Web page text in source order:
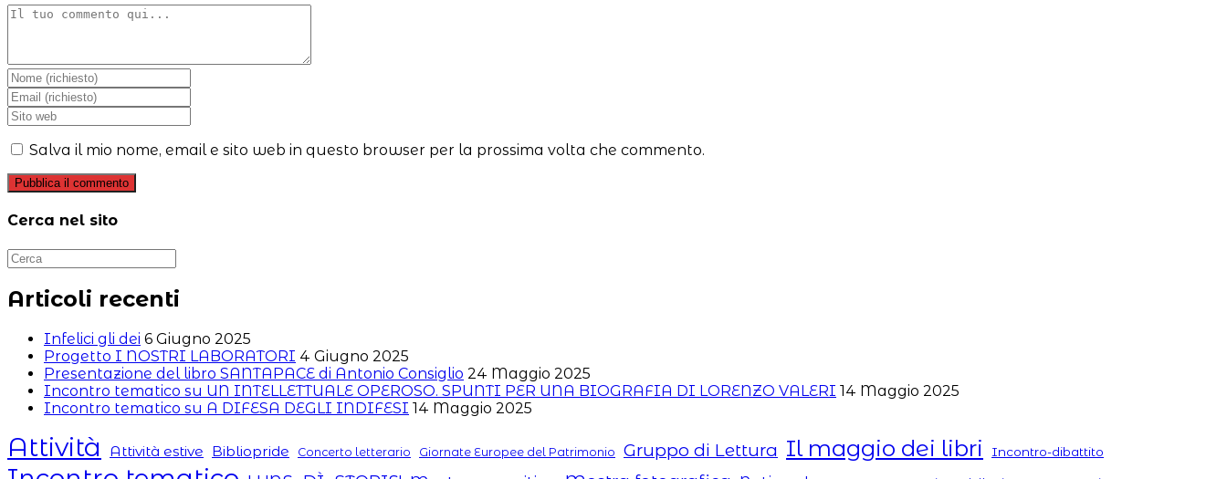
Commento
Inserisci
il
tuo
nome
o
utente
per
commentare
Inserisci
il
tuo
indirizzo
per
Inserisci
l'URL
del
web
Salva il mio nome, email e sito web in questo browser per la prossima volta che commento.
Cerca nel sito
Articoli recenti
Infelici gli dei 6 Giugno 2025
Progetto I NOSTRI LABORATORI 4 Giugno 2025
Presentazione del libro SANTAPACE di Antonio Consiglio 24 Maggio 2025
Incontro tematico su UN INTELLETTUALE OPEROSO. SPUNTI PER UNA BIOGRAFIA DI LORENZO VALERI 14 Maggio 2025
Incontro tematico su A DIFESA DEGLI INDIFESI 14 Maggio 2025
Attività Attività estive Bibliopride Concerto letterario Giornate Europee del Patrimonio Gruppo di Lettura Il maggio dei libri Incontro-dibattito